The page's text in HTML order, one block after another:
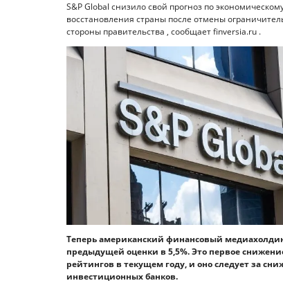
S&P Global снизило свой прогноз по
восстановления страны после отмены
стороны правительства , сообщает finversia.ru .
Теперь американский финансовый
предыдущей оценки в 5,5%. Это первое
рейтингов в текущем году, и оно следует за
инвестиционных банков.